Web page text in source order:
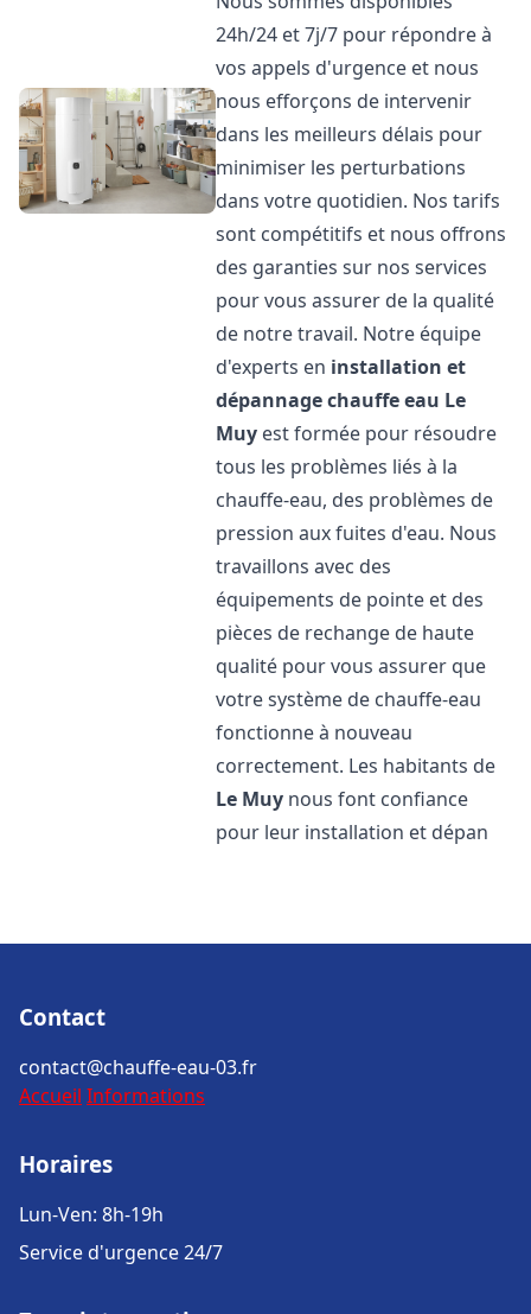
24h/24 et 7j/7 pour répondre à
vos appels d'urgence et nous
nous efforçons de intervenir
dans les meilleurs délais pour
minimiser les perturbations
dans votre quotidien. Nos tarifs
sont compétitifs et nous offrons
des garanties sur nos services
pour vous assurer de la qualité
de notre travail. Notre équipe
d'experts en installation et
dépannage chauffe eau Le
Muy est formée pour résoudre
tous les problèmes liés à la
chauffe-eau, des problèmes de
pression aux fuites d'eau. Nous
travaillons avec des
équipements de pointe et des
pièces de rechange de haute
qualité pour vous assurer que
votre système de chauffe-eau
fonctionne à nouveau
correctement. Les habitants de
Le Muy nous font confiance
pour leur installation et dépan
Contact
contact@chauffe-eau-03.fr
Accueil Informations
Horaires
Lun-Ven: 8h-19h
Service d'urgence 24/7